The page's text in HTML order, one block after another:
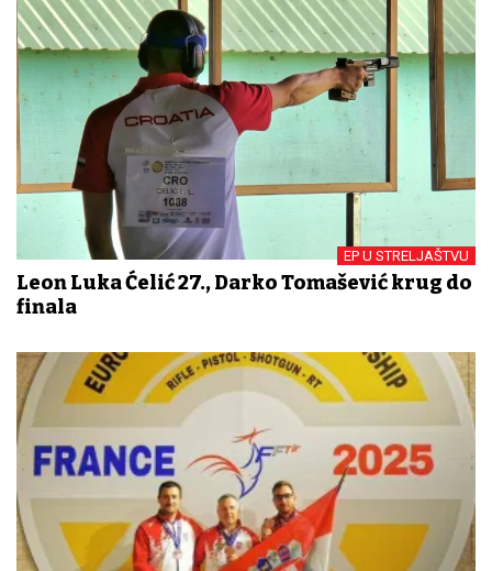
EP U STRELJAŠTVU
Leon Luka Ćelić 27., Darko Tomašević krug do
finala